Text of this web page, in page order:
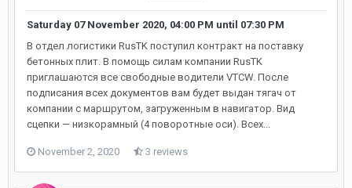
Saturday 07 November 2020, 04:00 PM until 07:30 PM
В отдел логистики RusTK поступил контракт на поставку
бетонных плит. В помощь силам компании RusTK
приглашаются все свободные водители VTCW. После
подписания всех документов вам будет выдан тягач от
компании с маршрутом, загруженным в навигатор. Вид
сцепки — низкорамный (4 поворотные оси). Всех...
November 2, 2020 3 reviews